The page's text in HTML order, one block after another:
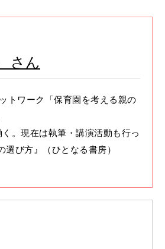
さん
トワーク「保育園を考える親の
。現在は執筆・講演活動も行っ
び方』（ひとなる書房）